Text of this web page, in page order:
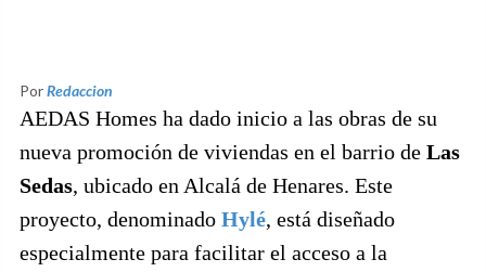
PorRedaccion
AEDAS Homes ha dado inicio a las obras de su
nueva promoción de viviendas en el barrio de Las
Sedas, ubicado en Alcalá de Henares. Este
proyecto, denominado Hylé, está diseñado
especialmente para facilitar el acceso a la